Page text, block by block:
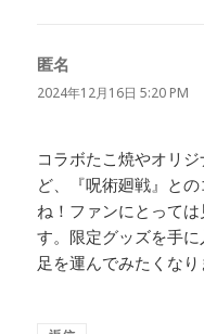
匿名
り:
2024年12月16日 5:20 PM
コラボたこ焼やオリ
ど、『呪術廻戦』と
ね！ファンにとって
す。限定グッズを手
足を運んでみたくなり